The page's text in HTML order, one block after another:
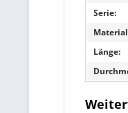
Serie:
Länge: